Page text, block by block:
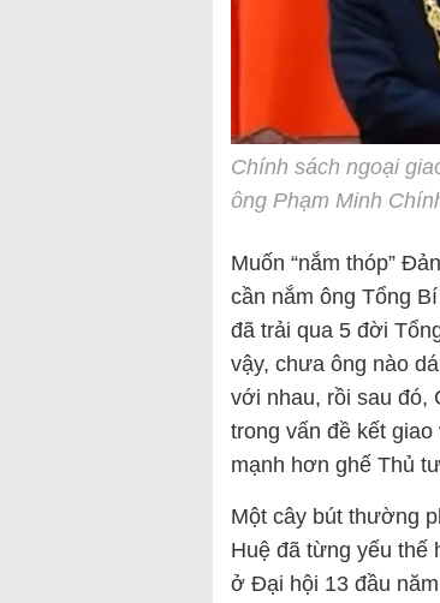
Chính sách ngoại
ông Phạm Minh
Muốn “nắm thóp”
cần nắm ông Tổng
đã trải qua 5 đời
vậy, chưa ông nào
với nhau, rồi sau đó,
trong vấn đề kết
mạnh hơn ghế Thủ
Một cây bút thường
Huệ đã từng yếu thế
ở Đại hội 13 đầu